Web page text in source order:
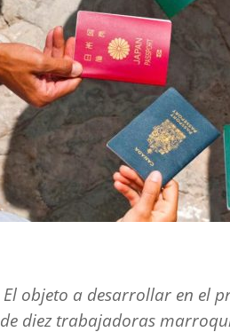
El objeto a desarrollar en el
de diez trabajadoras